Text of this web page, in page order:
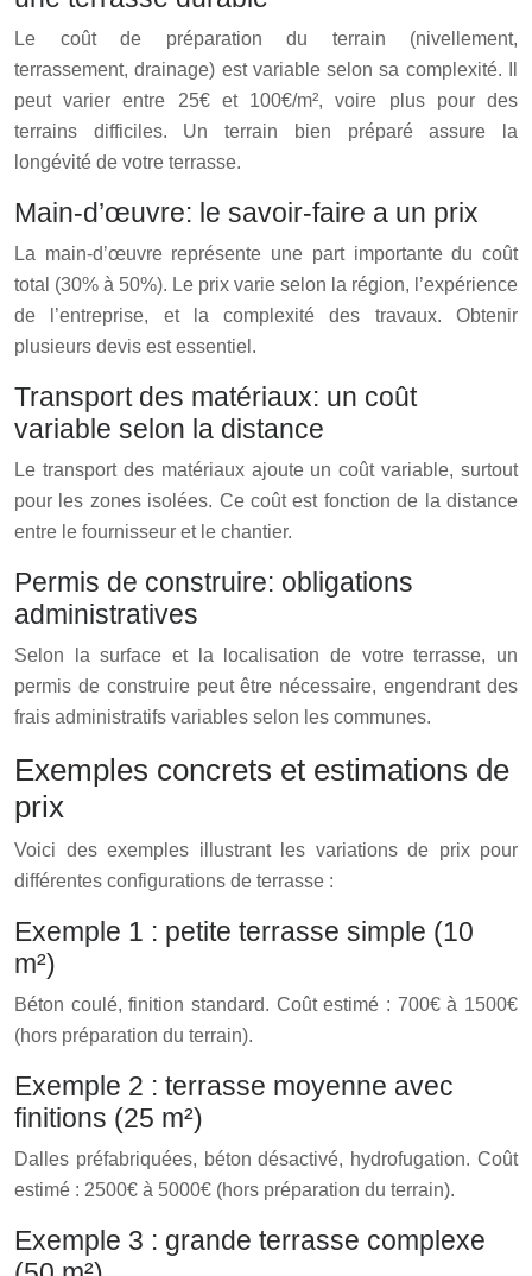
Le coût de préparation du terrain (nivellement,
terrassement, drainage) est variable selon sa complexité. Il
peut varier entre 25€ et 100€/m², voire plus pour des
terrains difficiles. Un terrain bien préparé assure la
longévité de votre terrasse.
Main-d’œuvre: le savoir-faire a un prix
La main-d’œuvre représente une part importante du coût
total (30% à 50%). Le prix varie selon la région, l’expérience
de l’entreprise, et la complexité des travaux. Obtenir
plusieurs devis est essentiel.
Transport des matériaux: un coût
variable selon la distance
Le transport des matériaux ajoute un coût variable, surtout
pour les zones isolées. Ce coût est fonction de la distance
entre le fournisseur et le chantier.
Permis de construire: obligations
administratives
Selon la surface et la localisation de votre terrasse, un
permis de construire peut être nécessaire, engendrant des
frais administratifs variables selon les communes.
Exemples concrets et estimations de
prix
Voici des exemples illustrant les variations de prix pour
différentes configurations de terrasse :
Exemple 1 : petite terrasse simple (10
m²)
Béton coulé, finition standard. Coût estimé : 700€ à 1500€
(hors préparation du terrain).
Exemple 2 : terrasse moyenne avec
finitions (25 m²)
Dalles préfabriquées, béton désactivé, hydrofugation. Coût
estimé : 2500€ à 5000€ (hors préparation du terrain).
Exemple 3 : grande terrasse complexe